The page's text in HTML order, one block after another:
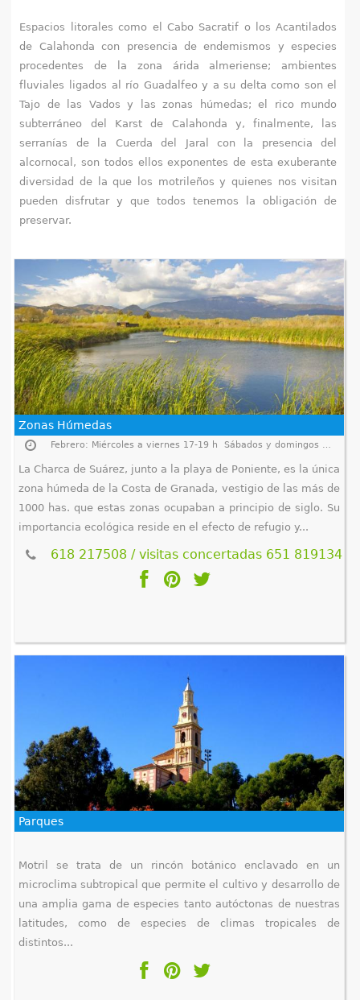
e
n
t
a
u
s
d
a
q
u
í
Espacios litorales como el Cabo Sacratif o los Acantilados
de Calahonda con presencia de endemismos y especies
procedentes de la zona árida almeriense; ambientes
fluviales ligados al río Guadalfeo y a su delta como son el
Tajo de las Vados y las zonas húmedas; el rico mundo
subterráneo del Karst de Calahonda y, finalmente, las
serranías de la Cuerda del Jaral con la presencia del
alcornocal, son todos ellos exponentes de esta exuberante
diversidad de la que los motrileños y quienes nos visitan
pueden disfrutar y que todos tenemos la obligación de
preservar.
Zonas Húmedas
La Charca de Suárez, junto a la playa de Poniente, es la única
zona húmeda de la Costa de Granada, vestigio de las más de
1000 has. que estas zonas ocupaban a principio de siglo. Su
importancia ecológica reside en el efecto de refugio y...
618 217508 / visitas concertadas 651 819134
Parques
Motril se trata de un rincón botánico enclavado en un
microclima subtropical que permite el cultivo y desarrollo de
una amplia gama de especies tanto autóctonas de nuestras
latitudes, como de especies de climas tropicales de
distintos...